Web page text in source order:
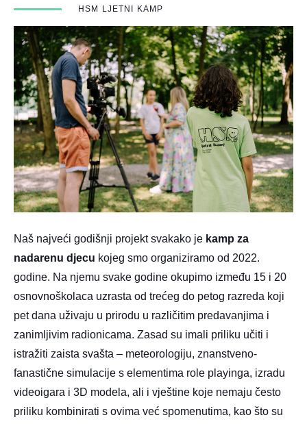
HSM LJETNI KAMP
Naš najveći godišnji projekt svakako je kamp za
nadarenu djecu kojeg smo organiziramo od 2022.
godine. Na njemu svake godine okupimo između 15 i 20
osnovnoškolaca uzrasta od trećeg do petog razreda koji
pet dana uživaju u prirodu u različitim predavanjima i
zanimljivim radionicama. Zasad su imali priliku učiti i
istražiti zaista svašta – meteorologiju, znanstveno-
fanastične simulacije s elementima role playinga, izradu
videoigara i 3D modela, ali i vještine koje nemaju često
priliku kombinirati s ovima već spomenutima, kao što su